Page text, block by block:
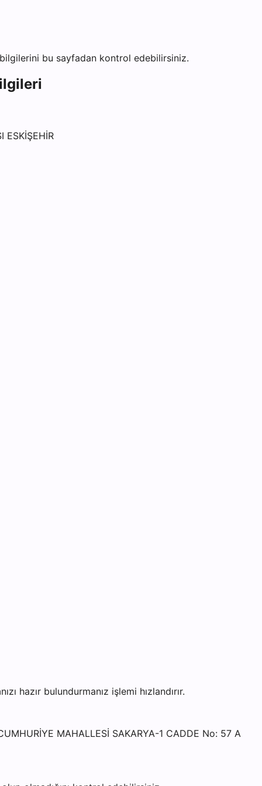
bu sayfadan kontrol edebilirsiniz.
ESKİŞEHİR
hazır bulundurmanız işlemi hızlandırır.
MAHALLESİ SAKARYA-1 CADDE No: 57 A